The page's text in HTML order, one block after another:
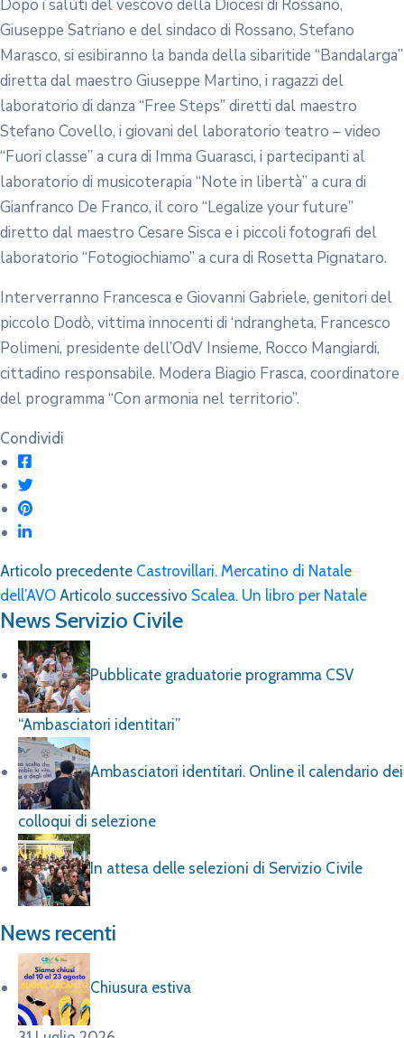
Dopo i saluti del vescovo della Diocesi di Rossano,
Giuseppe Satriano e del sindaco di Rossano, Stefano
Marasco, si esibiranno la banda della sibaritide “Bandalarga”
diretta dal maestro Giuseppe Martino, i ragazzi del
laboratorio di danza “Free Steps” diretti dal maestro
Stefano Covello, i giovani del laboratorio teatro – video
“Fuori classe” a cura di Imma Guarasci, i partecipanti al
laboratorio di musicoterapia “Note in libertà” a cura di
Gianfranco De Franco, il coro “Legalize your future”
diretto dal maestro Cesare Sisca e i piccoli fotografi del
laboratorio “Fotogiochiamo” a cura di Rosetta Pignataro.
Interverranno Francesca e Giovanni Gabriele, genitori del
piccolo Dodò, vittima innocenti di ‘ndrangheta, Francesco
Polimeni, presidente dell’OdV Insieme, Rocco Mangiardi,
cittadino responsabile. Modera Biagio Frasca, coordinatore
del programma “Con armonia nel territorio”.
Condividi
Articolo precedente Castrovillari. Mercatino di Natale
dell’AVO Articolo successivo Scalea. Un libro per Natale
News Servizio Civile
Pubblicate graduatorie programma CSV
“Ambasciatori identitari”
Ambasciatori identitari. Online il calendario dei
colloqui di selezione
In attesa delle selezioni di Servizio Civile
News recenti
Chiusura estiva